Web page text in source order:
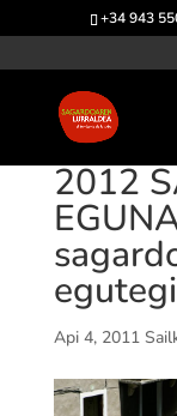
+34 943
2012
Api 4, 2011